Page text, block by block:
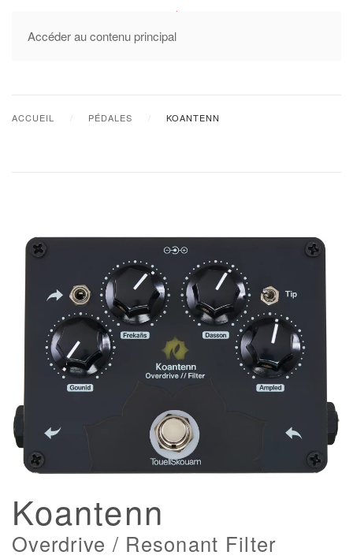
Accéder au contenu principal
MENU
ACCUEIL PÉDALES KOANTENN
Koantenn
Overdrive / Resonant Filter